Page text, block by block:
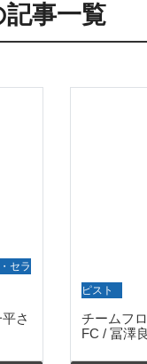
事一覧
セラ
さ
ピスト
チームフ
FC / 冨澤